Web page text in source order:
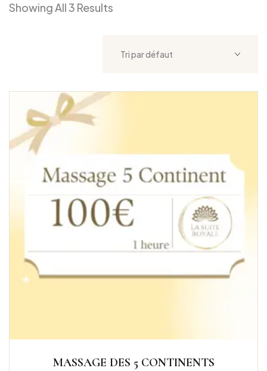
Showing All 3 Results
MASSAGE DES 5 CONTINENTS